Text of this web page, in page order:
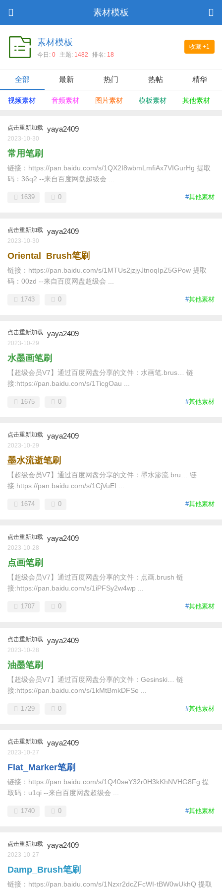
素材模板
收藏 +1
素材模板
今日: 0 主题: 1482 排名: 18
全部 最新 热门 热帖 精华
视频素材 音频素材 图片素材 模板素材 其他素材
点击重新加载 yaya2409
2023-10-30
常用笔刷
链接：https://pan.baidu.com/s/1QX2I8wbmLmfiAx7VIGurHg 提取
码：36q2 --来自百度网盘超级会 ...
#其他素材
1639 0
点击重新加载 yaya2409
2023-10-30
Oriental_Brush笔刷
链接：https://pan.baidu.com/s/1MTUs2jzjyJtnoqIpZ5GPow 提取
码：00zd --来自百度网盘超级会 ...
#其他素材
1743 0
点击重新加载 yaya2409
2023-10-29
水墨画笔刷
【超级会员V7】通过百度网盘分享的文件：水画笔.brus… 链
接:https://pan.baidu.com/s/1TicgOau ...
#其他素材
1675 0
点击重新加载 yaya2409
2023-10-29
墨水流逝笔刷
【超级会员V7】通过百度网盘分享的文件：墨水渗流.bru… 链
接:https://pan.baidu.com/s/1CjVuEI ...
#其他素材
1674 0
点击重新加载 yaya2409
2023-10-28
点画笔刷
【超级会员V7】通过百度网盘分享的文件：点画.brush 链
接:https://pan.baidu.com/s/1iPFSy2w4wp ...
#其他素材
1707 0
点击重新加载 yaya2409
2023-10-28
油墨笔刷
【超级会员V7】通过百度网盘分享的文件：Gesinski… 链
接:https://pan.baidu.com/s/1kMtBmkDFSe ...
#其他素材
1729 0
点击重新加载 yaya2409
2023-10-27
Flat_Marker笔刷
链接：https://pan.baidu.com/s/1Q40seY32r0H3kKhNVHG8Fg 提
取码：u1qi --来自百度网盘超级会 ...
#其他素材
1740 0
点击重新加载 yaya2409
2023-10-27
Damp_Brush笔刷
链接：https://pan.baidu.com/s/1Nzxr2dcZFcWI-tBW0wUkhQ 提取